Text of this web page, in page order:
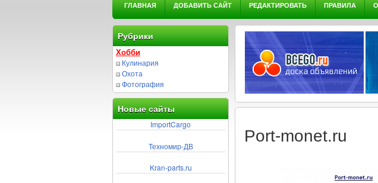
ГЛАВНАЯ ДОБАВИТЬ САЙТ РЕДАКТИРОВАТЬ ПРАВИЛА
Рубрики
Хобби
Кулинария
Охота
Фотография
Новые сайты
ImportCargo
Техномир-ДВ
Kran-parts.ru
Port-monet.ru